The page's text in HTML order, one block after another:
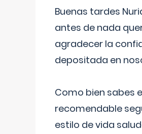
Buenas tardes
antes de nada
agradecer la
depositada en
Como bien sabes
recomendable
estilo de vida